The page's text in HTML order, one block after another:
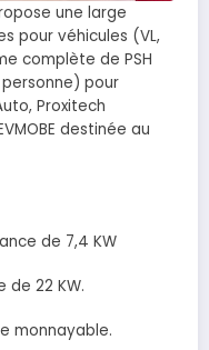
une large
pour véhicules (VL,
complète de PSH
pour
Proxitech
destinée au
de 7,4 KW
de 22 KW.
monnayable.